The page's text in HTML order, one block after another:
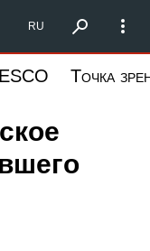
Запад
RU
Точка